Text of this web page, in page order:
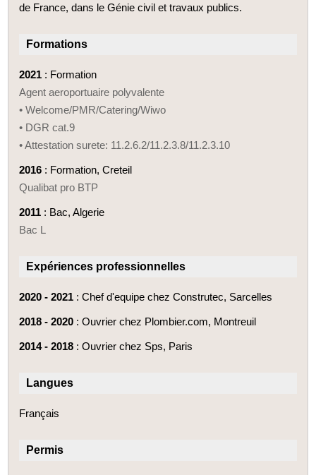
de France, dans le Génie civil et travaux publics.
Formations
2021 : Formation
Agent aeroportuaire polyvalente
• Welcome/PMR/Catering/Wiwo
• DGR cat.9
• Attestation surete: 11.2.6.2/11.2.3.8/11.2.3.10
2016 : Formation, Creteil
Qualibat pro BTP
2011 : Bac, Algerie
Bac L
Expériences professionnelles
2020 - 2021 : Chef d'equipe chez Construtec, Sarcelles
2018 - 2020 : Ouvrier chez Plombier.com, Montreuil
2014 - 2018 : Ouvrier chez Sps, Paris
Langues
Français
Permis